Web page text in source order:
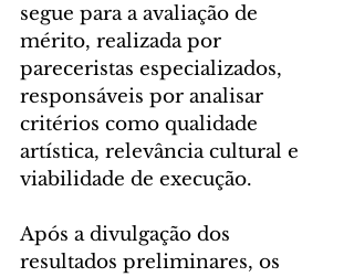
segue para a avaliação de
mérito, realizada por
pareceristas especializados,
responsáveis por analisar
critérios como qualidade
artística, relevância cultural e
viabilidade de execução.
Após a divulgação dos
resultados preliminares, os